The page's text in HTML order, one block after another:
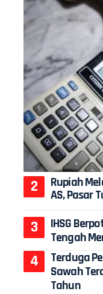
Rupiah
AS, Pasar
IHSG
Tengah
Terduga
Sawah
Tahun